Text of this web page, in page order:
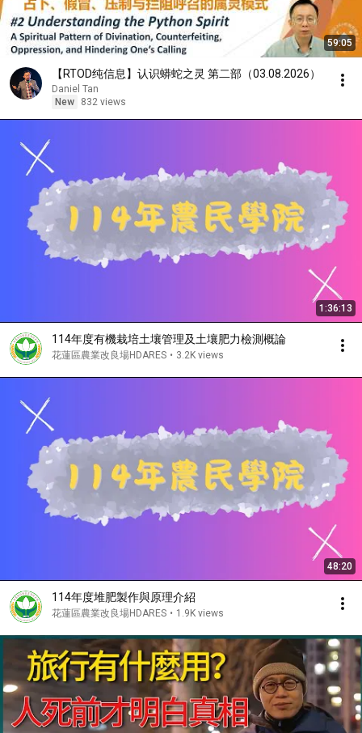
59:05
【RTOD纯信息】认识蟒蛇之灵 第二部（03.08.2026）
Daniel Tan
New
832 views
1:36:13
114年度有機栽培土壤管理及土壤肥力檢測概論
花蓮區農業改良場HDARES • 3.2K views
48:20
114年度堆肥製作與原理介紹
花蓮區農業改良場HDARES • 1.9K views